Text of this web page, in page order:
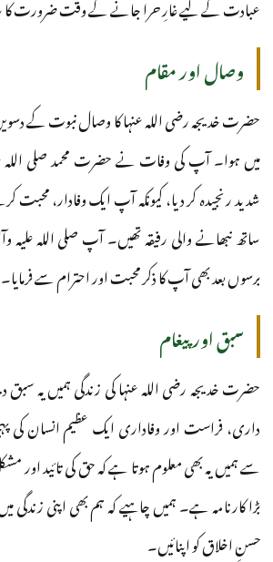
عبادت کے لیے غارِ حرا جانے کے وقت ضرورت کا
وصال اور مقام
حضرت خدیجہ رضی اللہ عنہا کا وصال نبوت کے
میں ہوا۔ آپ کی وفات نے حضرت محمد صلی اللہ
شدید رنجیدہ کر دیا، کیونکہ آپ ایک وفادار، محبت
ساتھ نبھانے والی رفیقہ تھیں۔ آپ صلی اللہ علیہ
برسوں بعد بھی آپ کا ذکر محبت اور احترام سے فرمایا۔
سبق اور پیغام
حضرت خدیجہ رضی اللہ عنہا کی زندگی ہمیں یہ سبق
داری، فراست اور وفاداری ایک عظیم انسان کی
سے ہمیں یہ بھی معلوم ہوتا ہے کہ حق کی تائید اور
بڑا کارنامہ ہے۔ ہمیں چاہیے کہ ہم بھی اپنی زندگی
حسنِ اخلاق کو اپنائیں۔